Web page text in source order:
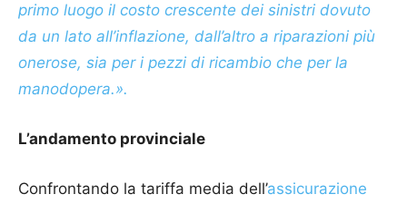
primo luogo il costo crescente dei sinistri dovuto
da un lato all’inflazione, dall’altro a riparazioni più
onerose, sia per i pezzi di ricambio che per la
manodopera.».
L’andamento provinciale
Confrontando la tariffa media dell’assicurazione